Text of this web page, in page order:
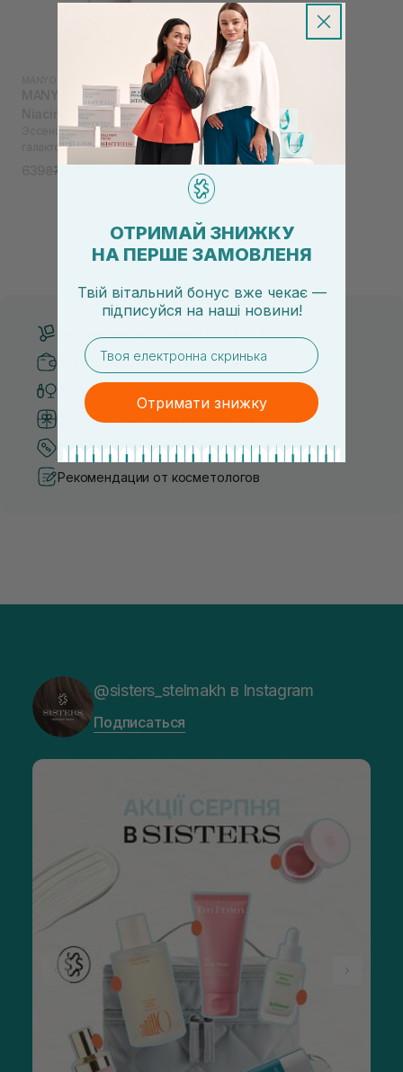
GALAC NIACIN
MANYO FACTORY Galac
Niacin 2.0 Essence 30 мл
Эссенция усиленная с
галактомисисом и
ниацинамидом
799₴
Безопасные способы оплаты
Только оригинальная косметика
Система бонусов и лояльности
Лучшие цены и топ товары
Рекомендации от косметологов
@sisters_stelmakh в Instagram
Подписаться
ОТРИМАЙ ЗНИЖКУ
НА ПЕРШЕ ЗАМОВЛЕНЯ
Твій вітальний бонус вже чекає —
підписуйся на наші новини!
email
Отримати знижку